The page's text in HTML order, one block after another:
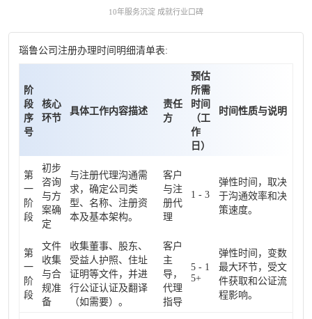
10年服务沉淀 成就行业口碑
瑙鲁公司注册办理时间明细清单表:
阶
段
序
号
核心
环节
具体工作内容描述
责任
方
预估
所需
时间
（工
作
日）
时间性质与说明
第
一
阶
段
初步
咨询
与方
案确
定
与注册代理沟通需
求，确定公司类
型、名称、注册资
本及基本架构。
客户
与注
册代
理
1 - 3
弹性时间，取决
于沟通效率和决
策速度。
第
一
阶
段
文件
收集
与合
规准
备
收集董事、股东、
受益人护照、住址
证明等文件，并进
行公证认证及翻译
（如需要）。
客户
主
导，
代理
指导
5 - 1
5+
弹性时间，变数
最大环节，受文
件获取和公证流
程影响。